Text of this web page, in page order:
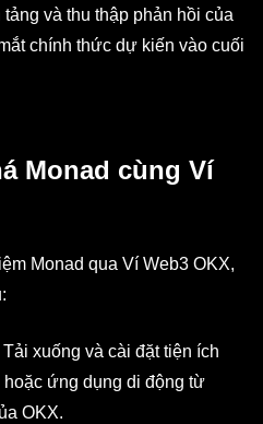
và thu thập phản hồi của
chính thức dự kiến vào cuối
Monad cùng Ví
Monad qua Ví Web3 OKX,
Tải xuống và cài đặt tiện ích
ứng dụng di động từ
OKX.